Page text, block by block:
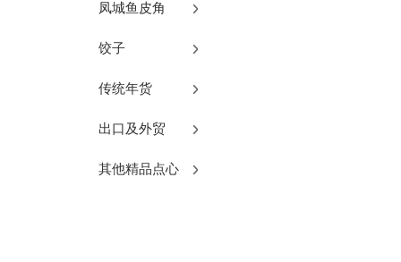
凤城鱼皮角
饺子
传统年货
出口及外贸
其他精品点心